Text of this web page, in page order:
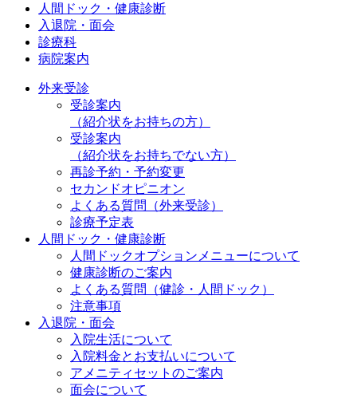
人間ドック・健康診断
入退院・面会
診療科
病院案内
外来受診
受診案内
（紹介状をお持ちの方）
受診案内
（紹介状をお持ちでない方）
再診予約・予約変更
セカンドオピニオン
よくある質問（外来受診）
診療予定表
人間ドック・健康診断
人間ドックオプションメニューについて
健康診断のご案内
よくある質問（健診・人間ドック）
注意事項
入退院・面会
入院生活について
入院料金とお支払いについて
アメニティセットのご案内
面会について